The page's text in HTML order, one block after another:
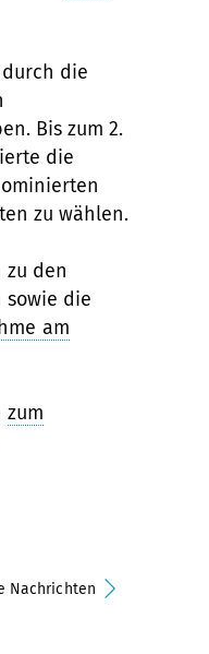
die
Bis zum 2.
die
zu wählen.
den
sowie die
am
zum
Nachrichten